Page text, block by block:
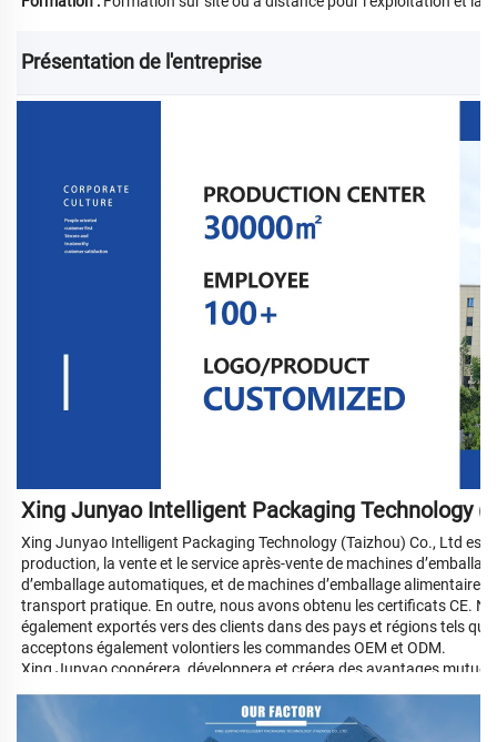
Présentation de l'entreprise
Xing Junyao Intelligent Packaging Technology
Xing Junyao Intelligent Packaging Technology (Taizhou) Co., Ltd
production, la vente et le service après-vente de machines
d’emballage automatiques, et de machines d’emballage
transport pratique. En outre, nous avons obtenu les certificats CE.
également exportés vers des clients dans des pays et régions tels
acceptons également volontiers les commandes OEM et ODM.
Xing Junyao coopérera, développera et créera des avantages